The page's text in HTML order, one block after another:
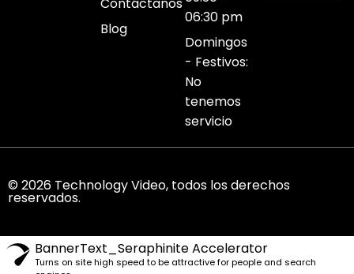
Blog
06:30 pm
Domingos
- Festivos:
No
tenemos
servicio
© 2026 Technology Video, todos los derechos
reservados.
BannerText_Seraphinite Accelerator
Turns on site high speed to be attractive for people and search